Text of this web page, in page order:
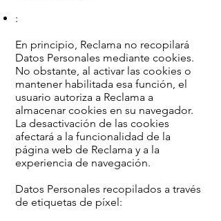
:
En principio, Reclama no recopilará
Datos Personales mediante cookies.
No obstante, al activar las cookies o
mantener habilitada esa función, el
usuario autoriza a Reclama a
almacenar cookies en su navegador.
La desactivación de las cookies
afectará a la funcionalidad de la
página web de Reclama y a la
experiencia de navegación.
Datos Personales recopilados a través
de etiquetas de píxel: